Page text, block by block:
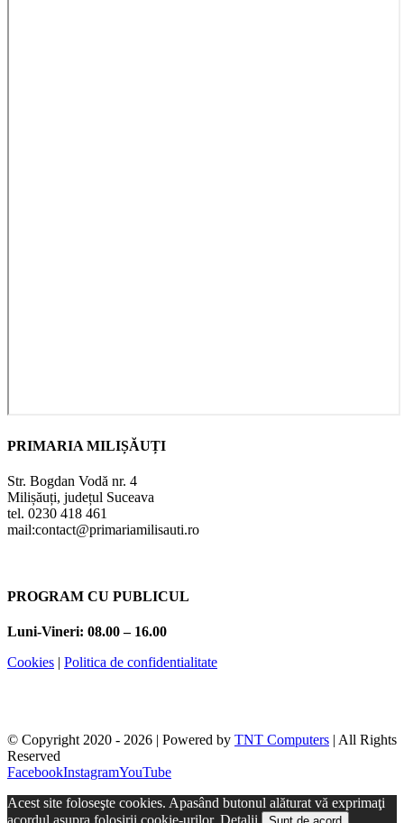
PRIMARIA MILIȘĂUȚI
Str. Bogdan Vodă nr. 4
Milișăuți, județul Suceava
tel. 0230 418 461
mail:contact@primariamilisauti.ro
PROGRAM CU PUBLICUL
Luni-Vineri: 08.00 – 16.00
Cookies | Politica de confidentialitate
© Copyright 2020 - 2026 | Powered by TNT Computers | All Rights
Reserved
FacebookInstagramYouTube
Acest site foloseşte cookies. Apasând butonul alăturat vă exprimaţi
acordul asupra folosirii cookie-urilor. Detalii